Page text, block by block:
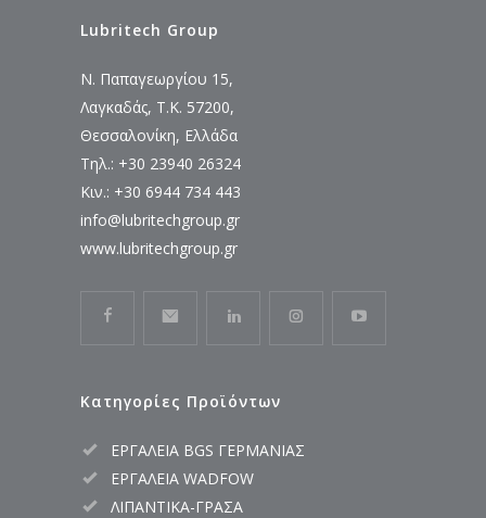
Lubritech Group
Ν. Παπαγεωργίου 15,
Λαγκαδάς, Τ.Κ. 57200,
Θεσσαλονίκη, Ελλάδα
Τηλ.: +30 23940 26324
Κιν.: +30 6944 734 443
info@lubritechgroup.gr
www.lubritechgroup.gr
Κατηγορίες Προϊόντων
ΕΡΓΑΛΕΙΑ BGS ΓΕΡΜΑΝΙΑΣ
ΕΡΓΑΛΕΙΑ WADFOW
ΛΙΠΑΝΤΙΚΑ-ΓΡΑΣΑ